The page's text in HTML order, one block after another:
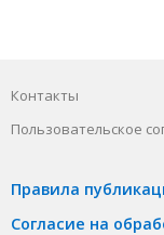
Контакты
Пользовательское
Правила
Согласие на